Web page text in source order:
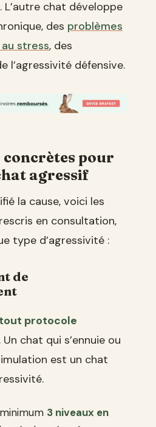
L’autre chat développe
des problèmes
stress, des
l’agressivité défensive.
pour
agressif
la cause, voici les
en consultation,
type d’agressivité :
de
protocole
chat qui s’ennuie ou
est un chat
3 niveaux en